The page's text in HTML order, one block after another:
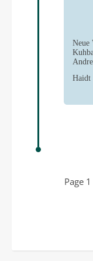
Neue
Haidt
Page